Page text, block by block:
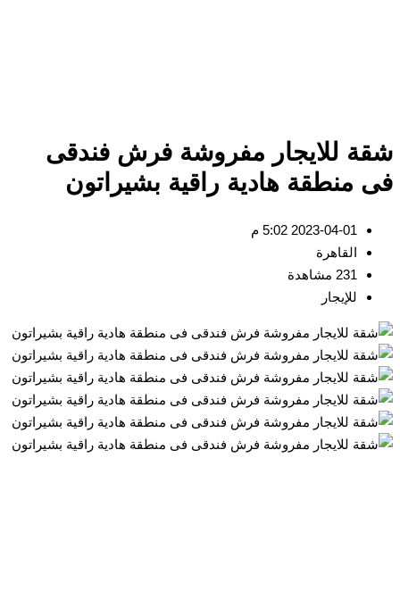
للايجار مفروشة فرش فندقى
منطقة هادية راقية بشيراتون
2023-04-01 5:02 م
القاهرة
231 مشاهدة
للإيجار